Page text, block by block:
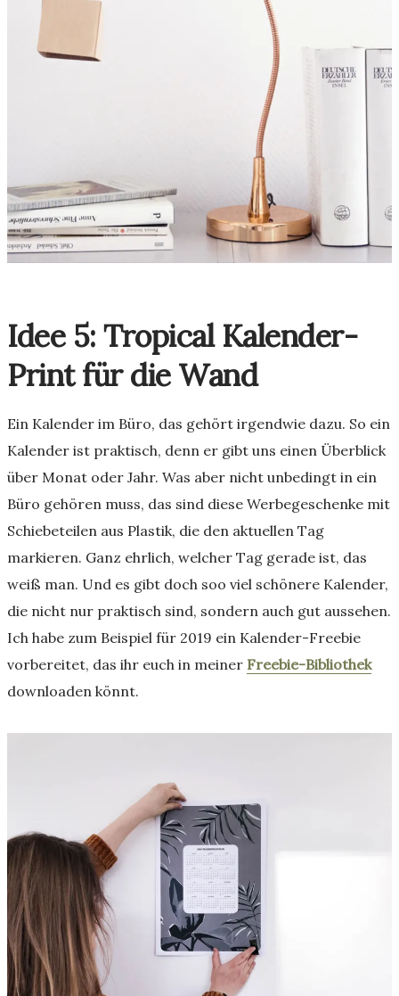
Idee 5: Tropical Kalender-
Print für die Wand
Ein Kalender im Büro, das gehört irgendwie dazu. So ein
Kalender ist praktisch, denn er gibt uns einen Überblick
über Monat oder Jahr. Was aber nicht unbedingt in ein
Büro gehören muss, das sind diese Werbegeschenke mit
Schiebeteilen aus Plastik, die den aktuellen Tag
markieren. Ganz ehrlich, welcher Tag gerade ist, das
weiß man. Und es gibt doch soo viel schönere Kalender,
die nicht nur praktisch sind, sondern auch gut aussehen.
Ich habe zum Beispiel für 2019 ein Kalender-Freebie
vorbereitet, das ihr euch in meiner Freebie-Bibliothek
downloaden könnt.